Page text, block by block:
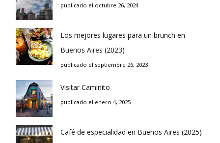
publicado el octubre 26, 2024
Los mejores lugares para un brunch en
Buenos Aires (2023)
publicado el septiembre 26, 2023
Visitar Caminito
publicado el enero 4, 2025
Café de especialidad en Buenos Aires (2025)